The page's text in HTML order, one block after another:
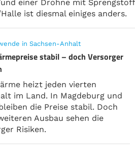
einer Drohne mit Sprengstoff
ist diesmal einiges anders.
in Sachsen-Anhalt
stabil – doch Versorger
heizt jeden vierten
im Land. In Magdeburg und
die Preise stabil. Doch
Ausbau sehen die
Risiken.